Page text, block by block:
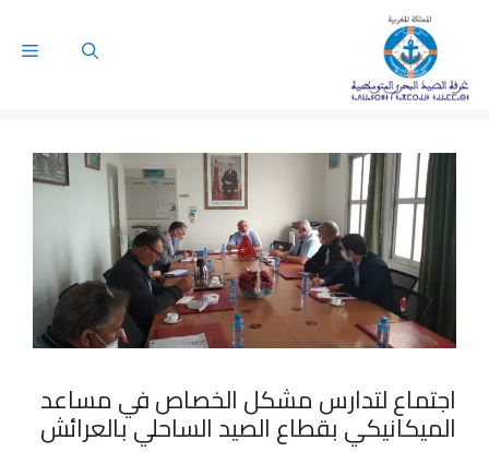
اجتماع لتدارس مشكل الخصاص في مساعد
الميكانيكي بقطاع الصيد الساحلي بالعرائش